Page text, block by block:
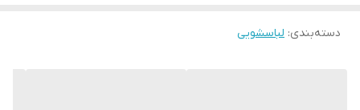
دسته‌بندی: لباسشویی